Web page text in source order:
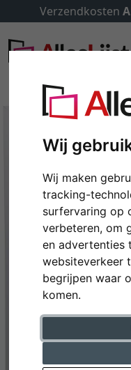
Wij
Wij maken
tracking-
surfervaring op
verbeteren, om
en advertenties
websiteverkeer
begrijpen waar
komen.
Verzendkosten
Terug